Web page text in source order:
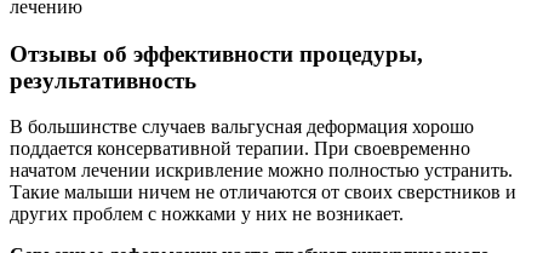
Отзывы об эффективности процедуры,
результативность
В большинстве случаев вальгусная деформация хорошо
поддается консервативной терапии. При своевременно
начатом лечении искривление можно полностью устранить.
Такие малыши ничем не отличаются от своих сверстников и
других проблем с ножками у них не возникает.